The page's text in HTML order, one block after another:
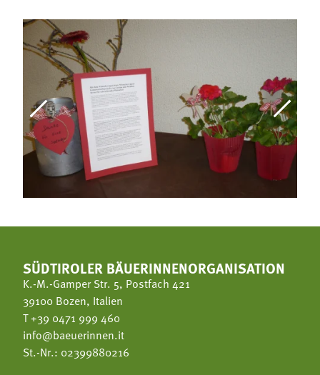
SÜDTIROLER BÄUERINNENORGANISATION
K.-M.-Gamper Str. 5, Postfach 421
39100 Bozen, Italien
T+39 0471 999 460
info@baeuerinnen.it
St.-Nr.: 02399880216